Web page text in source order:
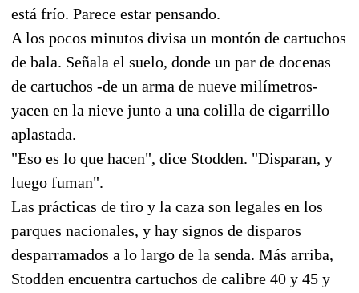
está frío. Parece estar pensando.
A los pocos minutos divisa un montón de cartuchos
de bala. Señala el suelo, donde un par de docenas
de cartuchos -de un arma de nueve milímetros-
yacen en la nieve junto a una colilla de cigarrillo
aplastada.
"Eso es lo que hacen", dice Stodden. "Disparan, y
luego fuman".
Las prácticas de tiro y la caza son legales en los
parques nacionales, y hay signos de disparos
desparramados a lo largo de la senda. Más arriba,
Stodden encuentra cartuchos de calibre 40 y 45 y